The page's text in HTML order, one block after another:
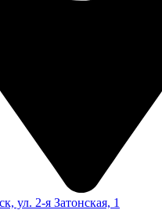
ул. 2-я Затонская, 1